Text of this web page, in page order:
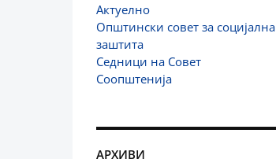
Актуелно
Општински совет за социјална
заштита
Седници на Совет
Соопштенија
АРХИВИ